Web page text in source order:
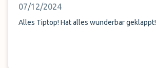
07/12/2024
Alles Tiptop! Hat alles wunderbar geklappt!